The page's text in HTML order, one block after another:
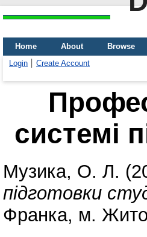
Home About
Browse
Login
Create Account
системі
Музика, О. Л.
підготовки
Франка, м.